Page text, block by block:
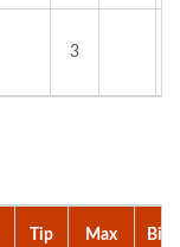
3
Tip Max